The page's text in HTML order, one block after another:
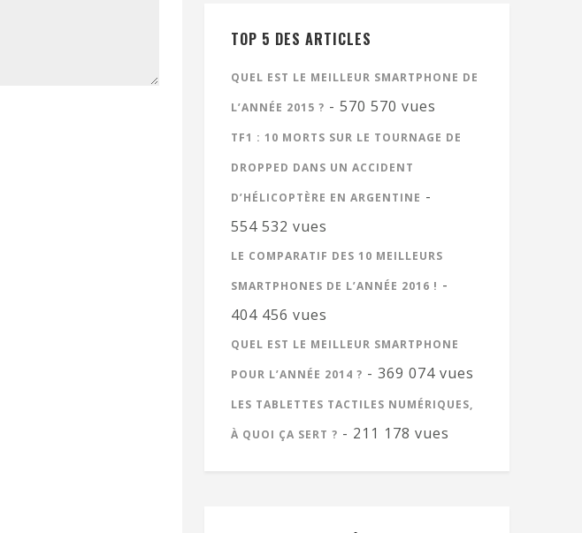
TOP 5 DES ARTICLES
QUEL EST LE MEILLEUR SMARTPHONE DE
L’ANNÉE 2015 ? - 570 570 vues
TF1 : 10 MORTS SUR LE TOURNAGE DE
DROPPED DANS UN ACCIDENT
D’HÉLICOPTÈRE EN ARGENTINE -
554 532 vues
LE COMPARATIF DES 10 MEILLEURS
SMARTPHONES DE L’ANNÉE 2016 ! -
404 456 vues
QUEL EST LE MEILLEUR SMARTPHONE
POUR L’ANNÉE 2014 ? - 369 074 vues
LES TABLETTES TACTILES NUMÉRIQUES,
À QUOI ÇA SERT ? - 211 178 vues